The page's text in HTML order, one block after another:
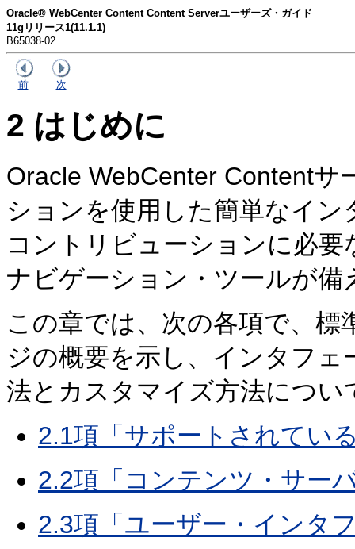
Oracle® WebCenter Content Content Serverユーザーズ・ガイド
11gリリース1(11.1.1)
B65038-02
前 次
2 はじめに
Oracle WebCenter Contentサ
ションを使用した簡単なイ
コントリビューションに必
ナビゲーション・ツールが備
この章では、次の各項で、
ジの概要を示し、インタフ
法とカスタマイズ方法につい
2.1項「サポートされてい
2.2項「コンテンツ・サー
2.3項「ユーザー・インタ